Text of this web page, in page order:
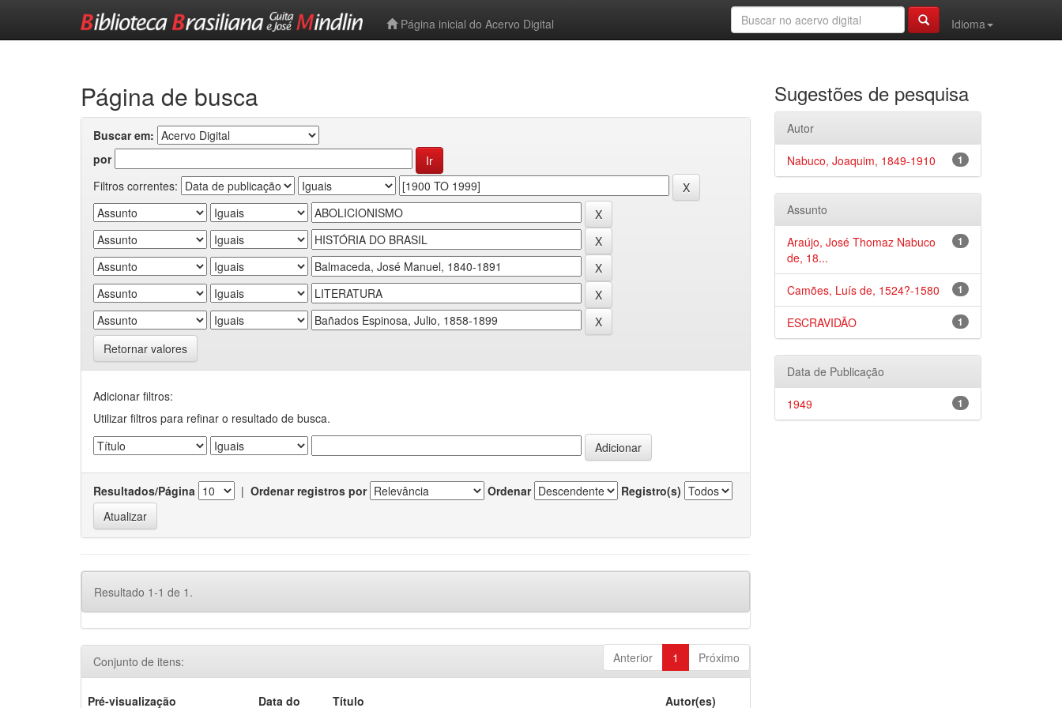
Página inicial do Acervo Digital
Idioma
Página de busca
Buscar em:
por
Filtros correntes:
Retornar valores
Adicionar filtros:
Utilizar filtros para refinar o resultado de busca.
Resultados/Página | Ordenar registros por Ordenar Registro(s)
Resultado 1-1 de 1.
Anterior 1 Próximo
Conjunto de itens:
Pré-visualização Data do Título Autor(es)
Sugestões de pesquisa
Autor
1
Nabuco, Joaquim, 1849-1910
Assunto
1
Araújo, José Thomaz Nabuco
de, 18...
1
Camões, Luís de, 1524?-1580
1
ESCRAVIDÃO
Data de Publicação
1
1949